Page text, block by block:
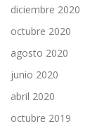
diciembre 2020
octubre 2020
agosto 2020
junio 2020
abril 2020
octubre 2019